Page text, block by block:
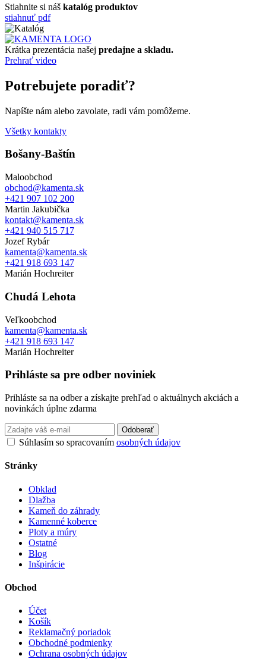
Stiahnite si náš katalóg produktov
stiahnuť pdf
Krátka prezentácia našej predajne a skladu.
Prehrať video
Potrebujete poradiť?
Napíšte nám alebo zavolate, radi vám pomôžeme.
Všetky kontakty
Bošany-Baštín
Maloobchod
obchod@kamenta.sk
+421 907 102 200
Martin Jakubička
kontakt@kamenta.sk
+421 940 515 717
Jozef Rybár
kamenta@kamenta.sk
+421 918 693 147
Marián Hochreiter
Chudá Lehota
Veľkoobchod
kamenta@kamenta.sk
+421 918 693 147
Marián Hochreiter
Prihláste sa pre odber noviniek
Prihláste sa na odber a získajte prehľad o aktuálnych akciách a
novinkách úplne zdarma
Odoberať
Súhlasím so spracovaním osobných údajov
Stránky
Obklad
Dlažba
Kameň do záhrady
Kamenné koberce
Ploty a múry
Ostatné
Blog
Inšpirácie
Obchod
Účet
Košík
Reklamačný poriadok
Obchodné podmienky
Ochrana osobných údajov